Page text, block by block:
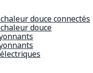
douce connectés
douce